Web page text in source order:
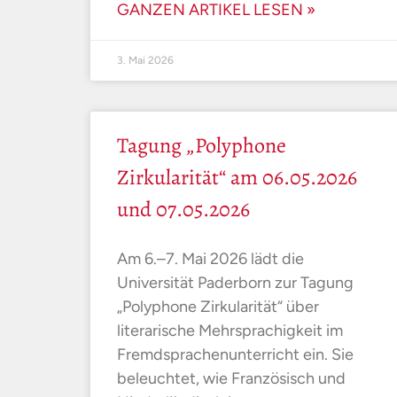
GANZEN ARTIKEL LESEN »
3. Mai 2026
Tagung „Polyphone
Zirkularität“ am 06.05.2026
und 07.05.2026
Am 6.–7. Mai 2026 lädt die
Universität Paderborn zur Tagung
„Polyphone Zirkularität“ über
literarische Mehrsprachigkeit im
Fremdsprachenunterricht ein. Sie
beleuchtet, wie Französisch und